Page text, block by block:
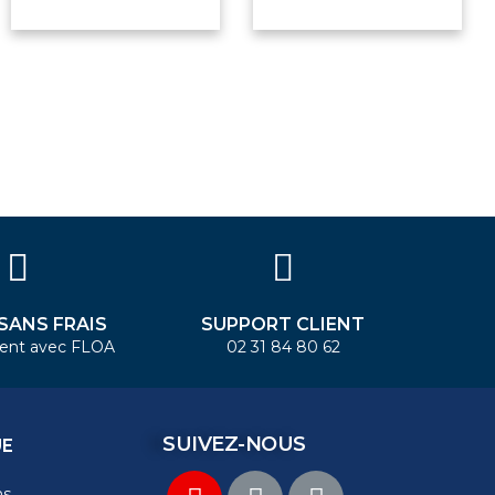
FRAIS
avec FLOA
SUPPORT CLIENT
02 31 84 80 62
SUIVEZ-NOUS